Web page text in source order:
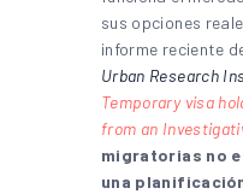
sus opciones
informe reciente
Urban Research
Temporary visa
from an
migratorias no
una